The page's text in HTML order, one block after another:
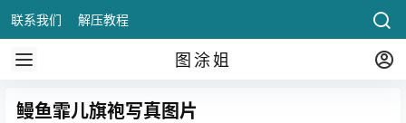
联系我们 解压教程
图涂姐
鳗鱼霏儿旗袍写真图片